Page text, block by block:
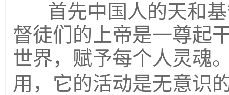
首先中国人的天和
督徒们的上帝是一尊起
世界，赋予每个人灵魂
用，它的活动是无意识